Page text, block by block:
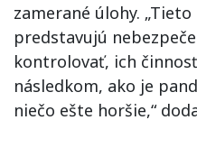
zamerané úlohy.
predstavujú
kontrolovať, ich
následkom, ako je
niečo ešte horšie,“